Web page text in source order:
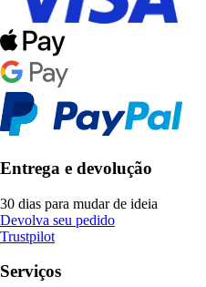
Entrega e devolução
30 dias para mudar de ideia
Devolva seu pedido
Trustpilot
Serviços